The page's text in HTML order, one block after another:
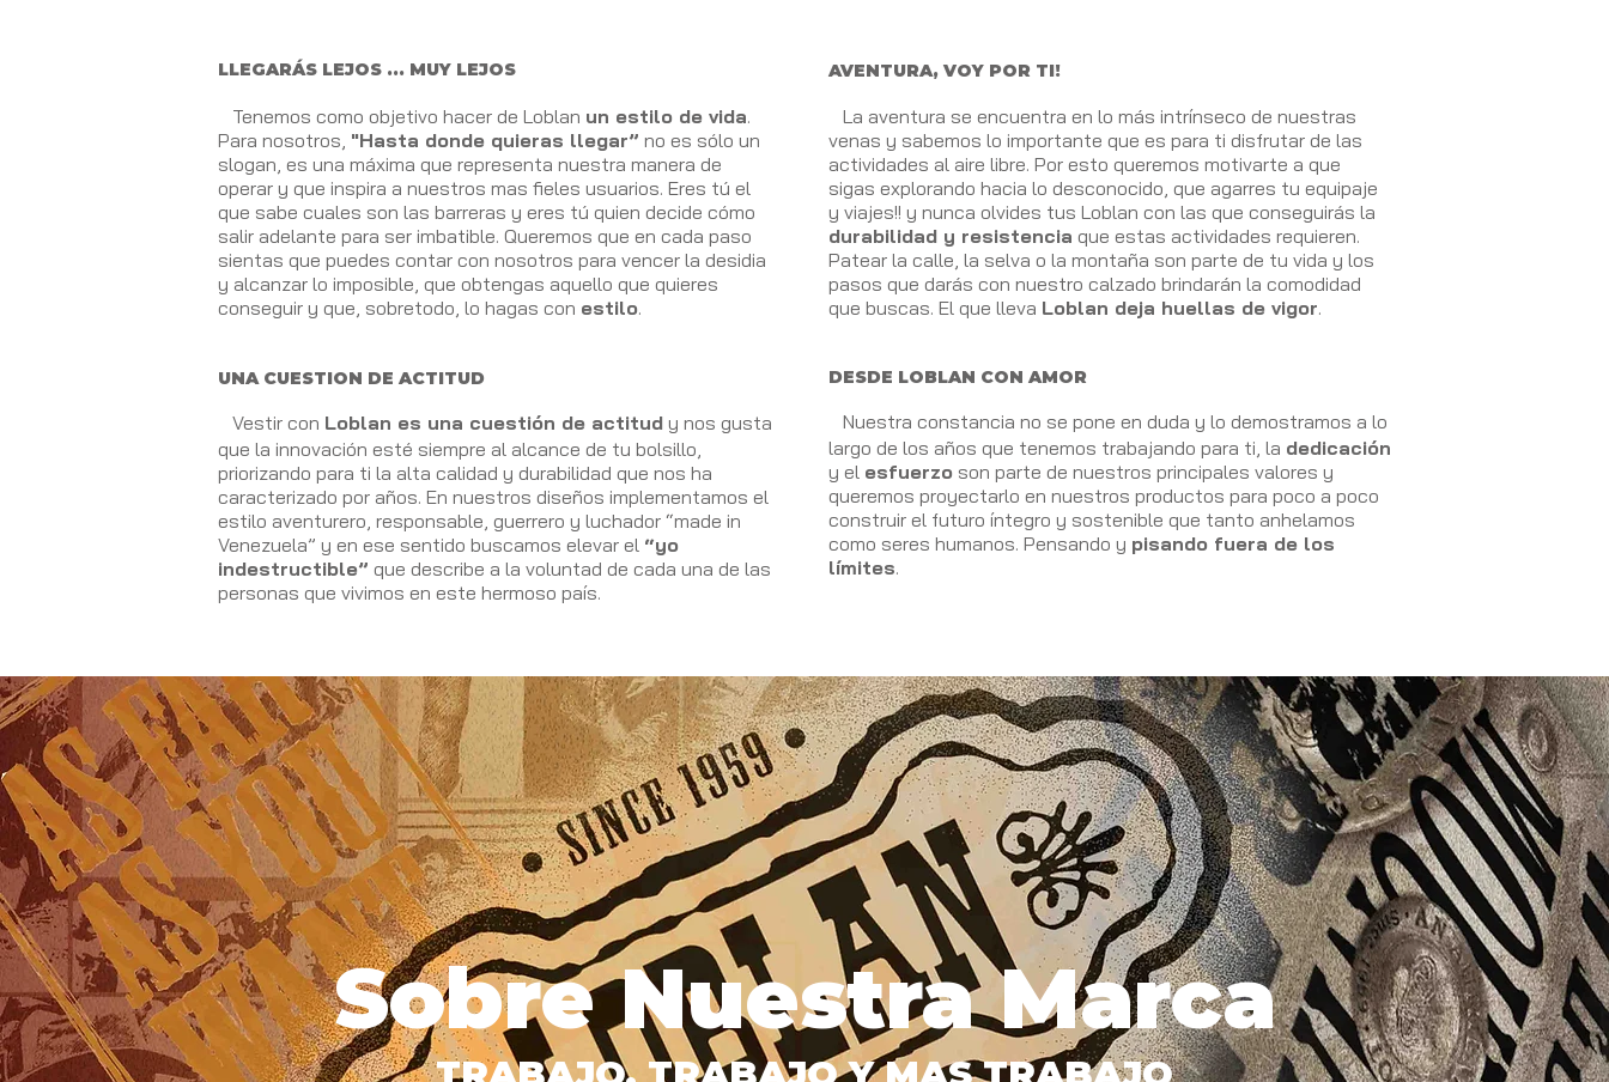
LLEGARÁS LEJOS ... MUY LEJOS
Tenemos como objetivo hacer de Loblan un estilo de vida.
Para nosotros, "Hasta donde quieras llegar” no es sólo un
slogan, es una máxima que representa nuestra manera de
operar y que inspira a nuestros mas fieles usuarios. Eres tú el
que sabe cuales son las barreras y eres tú quien decide cómo
salir adelante para ser imbatible. Queremos que en cada paso
sientas que puedes contar con nosotros para vencer la desidia
y alcanzar lo imposible, que obtengas aquello que quieres
conseguir y que, sobretodo, lo hagas con estilo.
UNA CUESTION DE ACTITUD
Vestir con Loblan es una cuestión de actitud y nos gusta
que la innovación esté siempre al alcance de tu bolsillo,
priorizando para ti la alta calidad y durabilidad que nos ha
caracterizado por años. En nuestros diseños implementamos el
estilo aventurero, responsable, guerrero y luchador “made in
Venezuela” y en ese sentido buscamos elevar el “yo
indestructible” que describe a la voluntad de cada una de las
personas que vivimos en este hermoso país.
AVENTURA, VOY POR TI!
La aventura se encuentra en lo más intrínseco de nuestras
venas y sabemos lo importante que es para ti disfrutar de las
actividades al aire libre. Por esto queremos motivarte a que
sigas explorando hacia lo desconocido, que agarres tu equipaje
y viajes!! y nunca olvides tus Loblan con las que conseguirás la
durabilidad y resistencia que estas actividades requieren.
Patear la calle, la selva o la montaña son parte de tu vida y los
pasos que darás con nuestro calzado brindarán la comodidad
que buscas. El que lleva Loblan deja huellas de vigor.
DESDE LOBLAN CON AMOR
Nuestra constancia no se pone en duda y lo demostramos a lo
largo de los años que tenemos trabajando para ti, la dedicación
y el esfuerzo son parte de nuestros principales valores y
queremos proyectarlo en nuestros productos para poco a poco
construir el futuro íntegro y sostenible que tanto anhelamos
como seres humanos. Pensando y pisando fuera de los
límites.
Sobre Nuestra Marca